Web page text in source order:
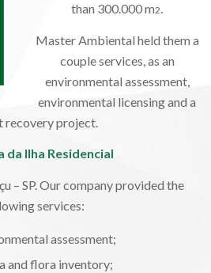
than 300.000 m2.
Master Ambiental held them a
couple services, as an
environmental assessment,
environmental licensing and a
recovery project.
da Ilha Residencial
– SP. Our company provided the
services:
assessment;
and flora inventory;